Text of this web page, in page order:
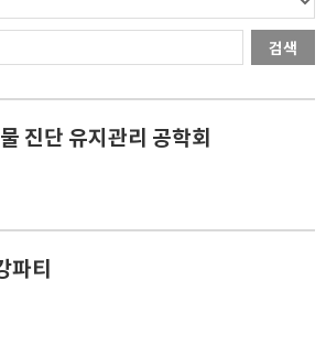
검색
진단 유지관리 공학회
파티